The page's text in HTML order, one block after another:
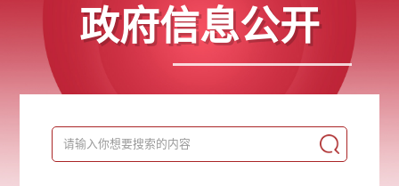
政府信息公开